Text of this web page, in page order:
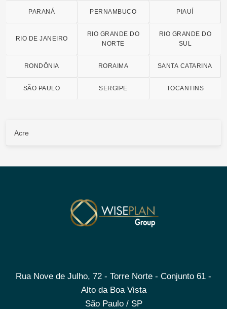
PARANÁ PERNAMBUCO PIAUÍ
RIO DE JANEIRO
RIO GRANDE DO
NORTE
RIO GRANDE DO
SUL
RONDÔNIA RORAIMA SANTA CATARINA
SÃO PAULO SERGIPE TOCANTINS
Acre
Rua Nove de Julho, 72 - Torre Norte - Conjunto 61 -
Alto da Boa Vista
São Paulo / SP